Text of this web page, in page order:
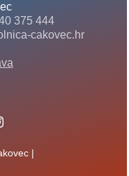
375 444
cakovec.hr
|